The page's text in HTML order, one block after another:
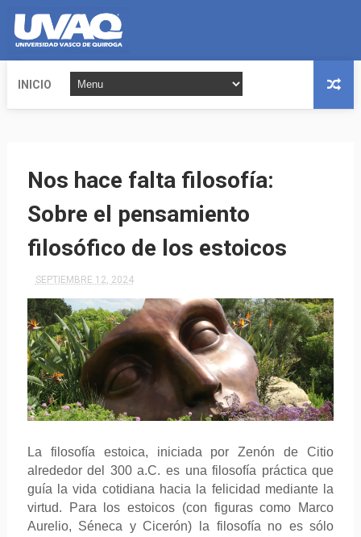
INICIO
Nos hace falta filosofía:
Sobre el pensamiento
filosófico de los estoicos
SEPTIEMBRE 12, 2024
La filosofía estoica, iniciada por Zenón de Citio
alrededor del 300 a.C. es una filosofía práctica que
guía la vida cotidiana hacia la felicidad mediante la
virtud. Para los estoicos (con figuras como Marco
Aurelio, Séneca y Cicerón) la filosofía no es sólo